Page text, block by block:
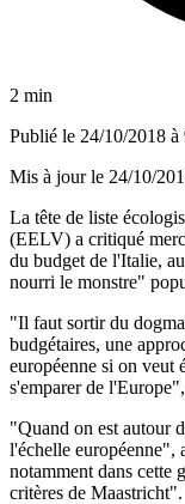
2 min
Publié le 24/10/2018 à
Mis à jour le 24/10/
La tête de liste
(EELV) a critiqué
du budget de l'Italie,
nourri le monstre"
"Il faut sortir du
budgétaires, une
européenne si on veut
s'emparer de
"Quand on est autour
l'échelle européenne",
notamment dans cette
critères de Maastricht".